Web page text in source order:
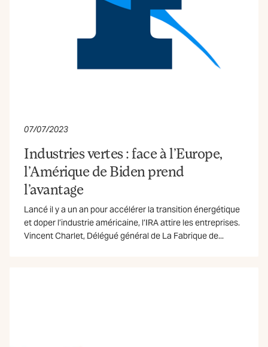
07/07/2023
Industries vertes : face à l’Europe,
l’Amérique de Biden prend
l’avantage
Lancé il y a un an pour accélérer la transition énergétique
et doper l’industrie américaine, l’IRA attire les entreprises.
Vincent Charlet, Délégué général de La Fabrique de...